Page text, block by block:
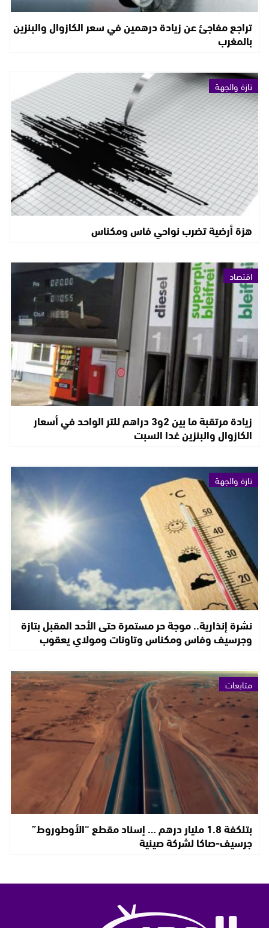
تراجع مفاجئ عن زيادة درهمين في سعر الكازوال والبنزين
بالمغرب
تازة والجهة
هزة أرضية تضرب نواحي فاس ومكناس
اقتصاد
زيادة مرتقبة ما بين 2و3 دراهم للتر الواحد في أسعار
الكازوال والبنزين غدا السبت
تازة والجهة
نشرة إنذارية.. موجة حر مستمرة حتى الأحد المقبل بتازة
وجرسيف وفاس ومكناس وتاونات ومولاي يعقوب
متابعات
بتلكفة 1.8 مليار درهم … إسناد مقطع “الأوطوروط”
جرسيف-صاكا لشركة صينية